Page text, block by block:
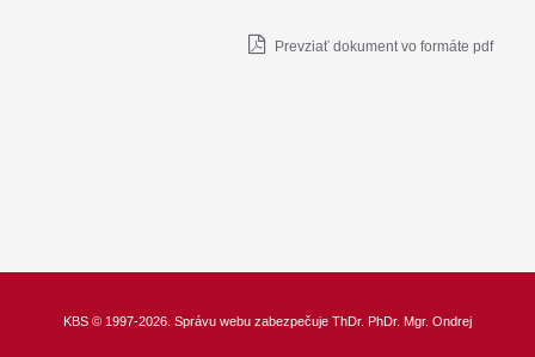
Prevziať dokument vo formáte pdf
KBS © 1997-2026. Správu webu zabezpečuje ThDr. PhDr. Mgr. Ondrej